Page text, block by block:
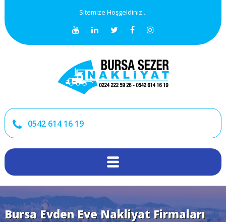
Sitemize Hoşgeldiniz...
0542 614 16 19
Bursa Evden Eve Nakliyat Firmaları